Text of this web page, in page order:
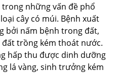
những vấn đề phổ
cây có múi. Bệnh xuất
bởi nấm bệnh trong đất,
trồng kém thoát nước.
hấp thu được dinh dưỡng
lá vàng, sinh trưởng kém